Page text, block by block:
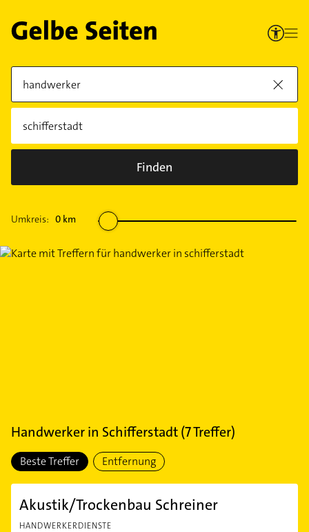
Finden
Umkreis: 0 km
Handwerkerin Schifferstadt(7Treffer)
Beste Treffer Entfernung
Akustik/Trockenbau Schreiner
HANDWERKERDIENSTE